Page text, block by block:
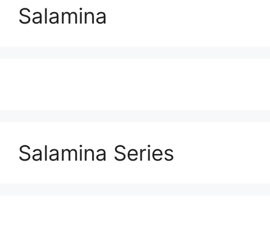
Salamina
Salamina Series